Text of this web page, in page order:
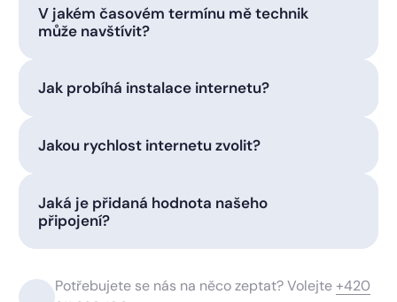
V jakém časovém termínu mě technik
může navštívit?
Jak probíhá instalace internetu?
Jakou rychlost internetu zvolit?
Jaká je přidaná hodnota našeho
připojení?
Potřebujete se nás na něco zeptat? Volejte+420